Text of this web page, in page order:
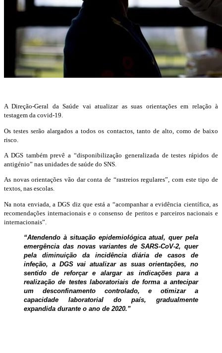
A Direção-Geral da Saúde vai atualizar as suas orientações em relação à
testagem da covid-19.
Os testes serão alargados a todos os contactos, tanto de alto, como de baixo
risco.
A DGS também prevê a “disponibilização generalizada de testes rápidos de
antigénio” nas unidades de saúde do SNS.
As novas orientações vão dar conta de “rastreios regulares”, com este tipo de
textos, nas escolas.
Na nota enviada, a DGS diz que está a “acompanhar a evidência científica, as
recomendações internacionais e o consenso de peritos e parceiros nacionais e
internacionais”.
“Atendendo à situação epidemiológica atual, quer pela
emergência das novas variantes de SARS-CoV-2, quer
pela diminuição da incidência diária de casos de
infeção, a DGS vai atualizar as suas orientações, no
sentido de reforçar e alargar as indicações para a
realização de testes laboratoriais de forma a antecipar
um desconfinamento controlado, e otimizar a
capacidade laboratorial do país, gradualmente
expandida durante o ano de 2020.”